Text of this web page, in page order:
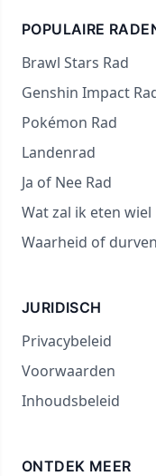
POPULAIRE
Brawl Stars Rad
Genshin Impact
Pokémon Rad
Landenrad
Ja of Nee Rad
Wat zal ik eten wiel
Waarheid of
JURIDISCH
Privacybeleid
Voorwaarden
Inhoudsbeleid
ONTDEK MEER